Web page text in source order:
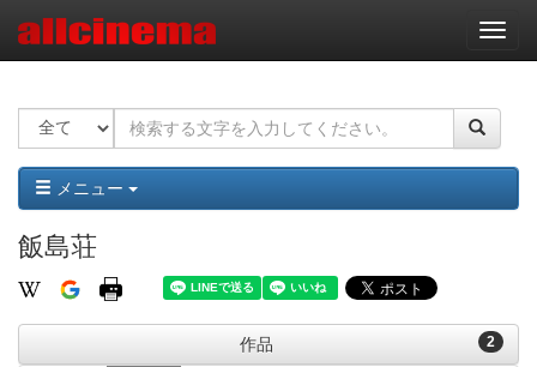
ナ
ビ
ー
ョ
ン
メニュー
飯島荘
2
作品